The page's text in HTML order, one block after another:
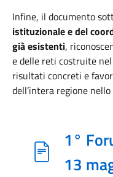
Infine, il documento
istituzionale e del
già esistenti,
e delle reti costruite
risultati concreti e
dell’intera regione
1°
13